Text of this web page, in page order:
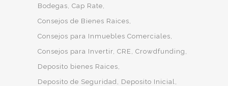
Bodegas Cap Rate
Consejos de Bienes Raices
Consejos para Inmuebles Comerciales
Consejos para Invertir CRE Crowdfunding
Deposito bienes Raices
Deposito de Seguridad
Deposito Inicial